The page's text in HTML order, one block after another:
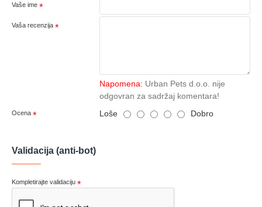
Vaše ime
Vaša recenzija
Napomena: Urban Pets d.o.o. nije
odgovran za sadržaj komentara!
Ocena Loše Dobro
Validacija (anti-bot)
Kompletirajte validaciju